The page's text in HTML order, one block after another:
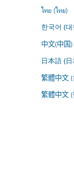
ไทย (ไทย)
한국어 (
中文(中国)
日本語 (
繁體中文
繁體中文